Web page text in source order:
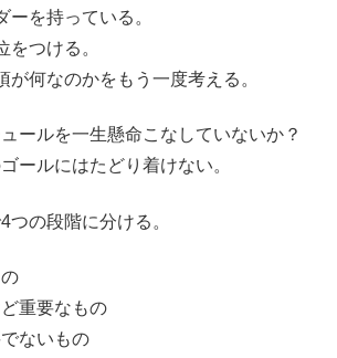
ーを持っている。
をつける。
が何なのかをもう一度考える。
ールを一生懸命こなしていないか？
ールにはたどり着けない。
つの段階に分ける。
重要なもの
ないもの